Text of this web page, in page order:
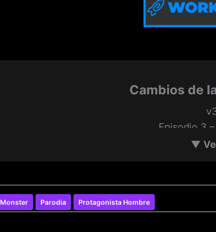
Cambios de
Episodio 3
primeros pasos en el mundo, pero todo se
▼
Monster Parodia Protagonista Hombre